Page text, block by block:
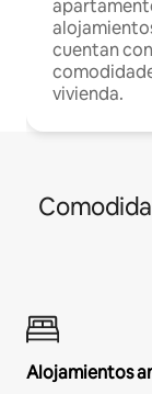
cuentan
vivienda.
Alojamientos